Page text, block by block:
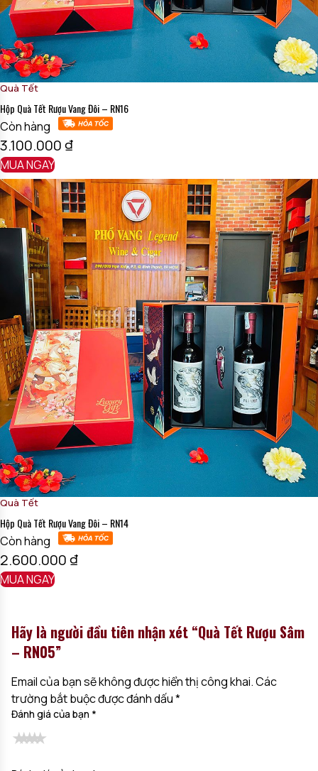
Quà Tết
Hộp Quà Tết Rượu Vang Đôi – RN16
Còn hàng
3.100.000₫
MUA NGAY
Quà Tết
Hộp Quà Tết Rượu Vang Đôi – RN14
Còn hàng
2.600.000₫
MUA NGAY
Hãy là người đầu tiên nhận xét “Quà Tết Rượu Sâm
– RN05”
Email của bạn sẽ không được hiển thị công khai.Các
trường bắt buộc được đánh dấu*
Đánh giá của bạn *